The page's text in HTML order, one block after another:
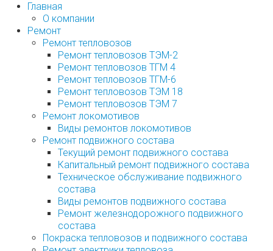
Главная
О компании
Ремонт
Ремонт тепловозов
Ремонт тепловозов ТЭМ-2
Ремонт тепловозов ТГМ 4
Ремонт тепловозов ТГМ-6
Ремонт тепловозов ТЭМ 18
Ремонт тепловозов ТЭМ 7
Ремонт локомотивов
Виды ремонтов локомотивов
Ремонт подвижного состава
Текущий ремонт подвижного состава
Капитальный ремонт подвижного состава
Техническое обслуживание подвижного
состава
Виды ремонтов подвижного состава
Ремонт железнодорожного подвижного
состава
Покраска тепловозов и подвижного состава